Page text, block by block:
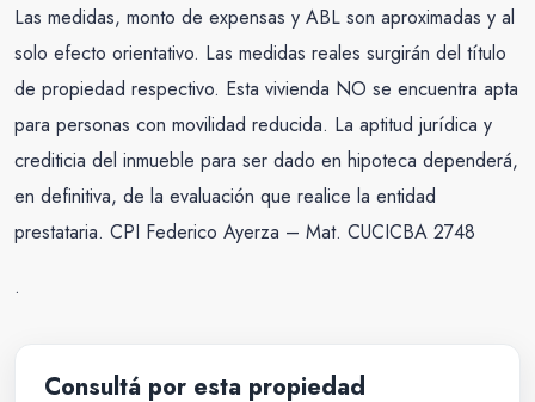
Las medidas, monto de expensas y ABL son aproximadas y al
solo efecto orientativo. Las medidas reales surgirán del título
de propiedad respectivo. Esta vivienda NO se encuentra apta
para personas con movilidad reducida. La aptitud jurídica y
crediticia del inmueble para ser dado en hipoteca dependerá,
en definitiva, de la evaluación que realice la entidad
prestataria. CPI Federico Ayerza – Mat. CUCICBA 2748
.
Consultá por esta propiedad